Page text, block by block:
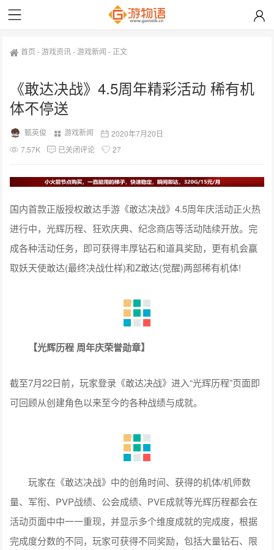
首页 -游戏资讯-游戏新闻 - 正文
《敢达决战》4.5周年精彩活动 稀有机
体不停送
甄英俊 游戏新闻
2020年7月20日
7.57K
已关闭评论 27
国内首款正版授权敢达手游《敢达决战》4.5周年庆活动正火热
进行中，光辉历程、狂欢庆典、纪念商店等活动陆续开放。完
成各种活动任务，即可获得丰厚钻石和道具奖励，更有机会赢
取妖天使敢达(最终决战仕样)和Z敢达(觉醒)两部稀有机体!
【光辉历程 周年庆荣誉勋章】
截至7月22日前，玩家登录《敢达决战》进入“光辉历程”页面即
可回顾从创建角色以来至今的各种战绩与成就。
玩家在《敢达决战》中的创角时间、获得的机体/机师数
量、军衔、PVP战绩、公会成绩、PVE成就等光辉历程都会在
活动页面中中一一重现，并显示多个维度成就的完成度，根据
完成度分数的不同，玩家可获得不同奖励，包括大量钻石、限